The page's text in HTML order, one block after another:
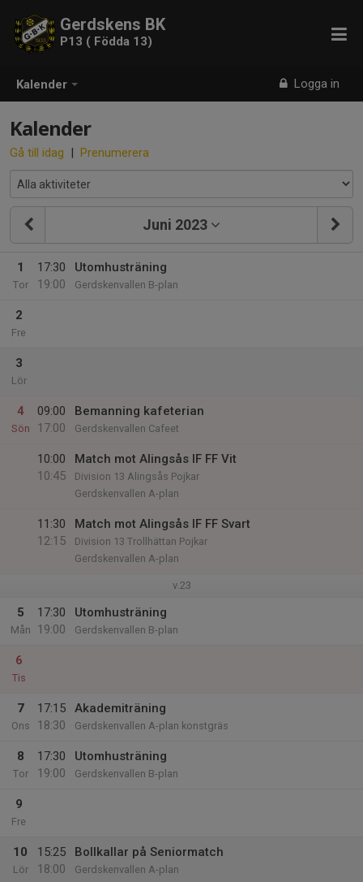
Kalender Logga in
Gerdskens BK
P13 ( Födda 13)
Kalender
Gå till idag | Prenumerera
Juni 2023
1
Tor
17:30
19:00
Utomhusträning
Gerdskenvallen B-plan
2
Fre
3
Lör
4
Sön
09:00
17:00
Bemanning kafeterian
Gerdskenvallen Cafeet
10:00
10:45
Match mot Alingsås IF FF Vit
Division 13 Alingsås Pojkar
Gerdskenvallen A-plan
11:30
12:15
Match mot Alingsås IF FF Svart
Division 13 Trollhättan Pojkar
Gerdskenvallen A-plan
v.23
5
Mån
17:30
19:00
Utomhusträning
Gerdskenvallen B-plan
6
Tis
7
Ons
17:15
18:30
Akademiträning
Gerdskenvallen A-plan konstgräs
8
Tor
17:30
19:00
Utomhusträning
Gerdskenvallen B-plan
9
Fre
10
Lör
15:25
18:00
Bollkallar på Seniormatch
Gerdskenvallen A-plan